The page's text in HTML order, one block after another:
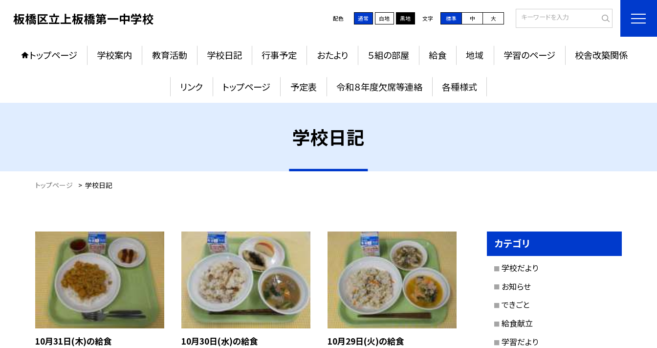
板橋区立上板橋第一中学校 配色 通常 白地 黒地 文字 標準 中 大
トップページ 学校案内 教育活動 学校日記 行事予定 おたより ５組の部屋 給食 地域 学習のページ 校舎改築関係
リンク トップページ 予定表 令和８年度欠席等連絡 各種様式
学校日記
トップページ > 学校日記
10月31日(木)の給食 10月30日(水)の給食 10月29日(火)の給食
カテゴリ
学校だより
お知らせ
できごと
給食献立
学習だより